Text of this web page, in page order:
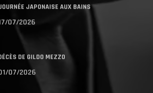
JAPONAISE AUX BAINS
07/2026
DE GILDO MEZZO
07/2026